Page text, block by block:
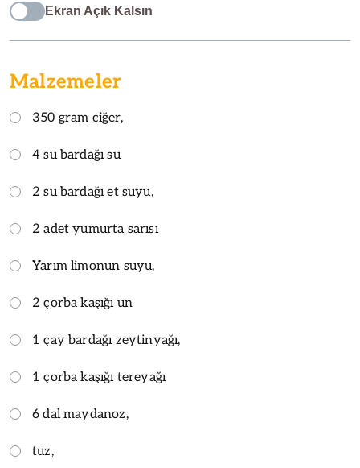
Ekran Açık Kalsın
Malzemeler
350 gram ciğer,
4 su bardağı su
2 su bardağı et suyu,
2 adet yumurta sarısı
Yarım limonun suyu,
2 çorba kaşığı un
1 çay bardağı zeytinyağı,
1 çorba kaşığı tereyağı
6 dal maydanoz,
tuz,